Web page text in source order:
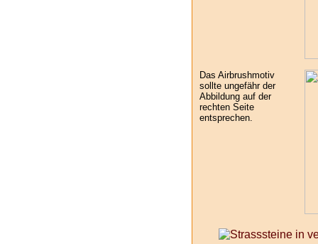
Das Airbrushmotiv
sollte ungefähr der
Abbildung auf der
rechten Seite
entsprechen.